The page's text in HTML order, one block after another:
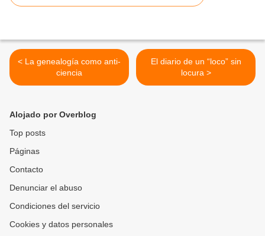
< La genealogía como anti-
ciencia
El diario de un “loco” sin
locura >
Alojado por Overblog
Top posts
Páginas
Contacto
Denunciar el abuso
Condiciones del servicio
Cookies y datos personales